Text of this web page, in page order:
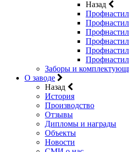
Назад
Заборы и
О заводе
Назад
История
Производство
Отзывы
Дипломы и награды
Объекты
Новости